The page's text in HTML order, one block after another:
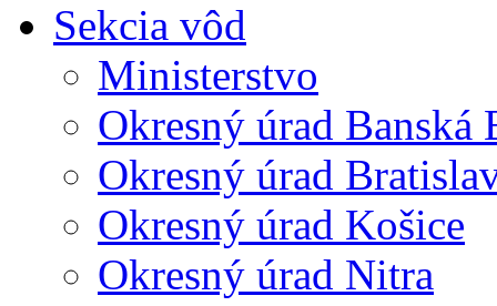
Sekcia vôd
Ministerstvo
Okresný úrad Banská
Okresný úrad
Okresný úrad Košice
Okresný úrad Nitra